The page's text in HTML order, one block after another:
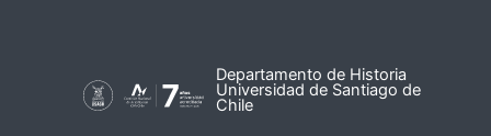
Departamento de Historia
Universidad de Santiago de
Chile